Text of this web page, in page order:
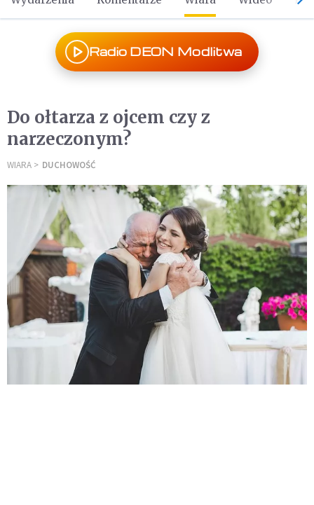
Radio DEON Modlitwa
Do ołtarza z ojcem czy z
narzeczonym?
WIARA DUCHOWOŚĆ